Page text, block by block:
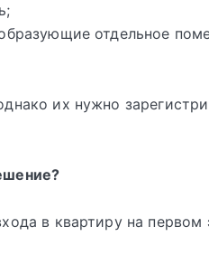
отдельное
их нужно
в квартиру на первом